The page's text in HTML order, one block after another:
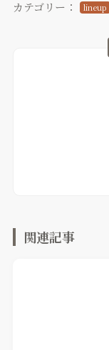
カテゴリー： lineup
関連記事